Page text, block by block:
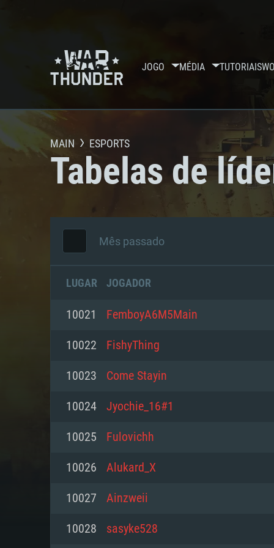
JOGO MÉDIA TUTORIAIS
MAIN ESPORTS
Tabelas de
Mês passado
LUGAR JOGADOR
10021 FemboyA6M5Main
10022 FishyThing
10023 Come Stayin
10024 Jyochie_16#1
10025 Fulovichh
10026 Alukard_X
10027 Ainzweii
10028 sasyke528